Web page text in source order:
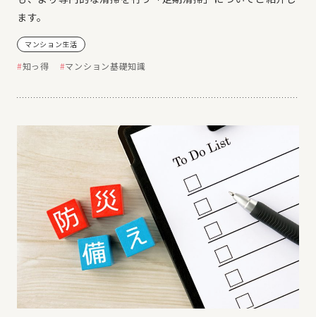
ます。
マンション生活
知っ得 マンション基礎知識